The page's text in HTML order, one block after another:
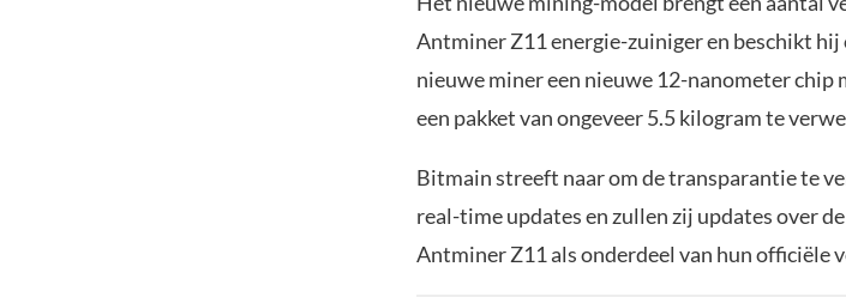
Antminer Z11 energie-zuiniger en beschikt
nieuwe miner een nieuwe 12-nanometer
een pakket van ongeveer 5.5 kilogram te
Bitmain streeft naar om de transparantie te
real-time updates en zullen zij updates over
Antminer Z11 als onderdeel van hun officiële